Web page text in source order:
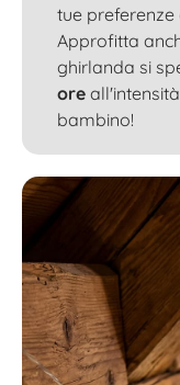
tue preferenze
Approfitta
ghirlanda si
ore
bambino!